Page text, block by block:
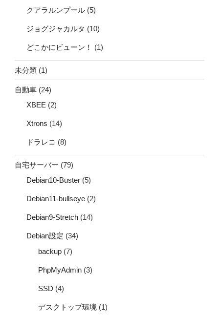
クアラルンプール (5)
ジョグジャカルタ (10)
どこかにビューン！ (1)
未分類 (1)
自動車 (24)
XBEE (2)
Xtrons (14)
ドラレコ (8)
自宅サーバー (79)
Debian10-Buster (5)
Debian11-bullseye (2)
Debian9-Stretch (14)
Debian設定 (34)
backup (7)
PhpMyAdmin (3)
SSD (4)
デスクトップ環境 (1)